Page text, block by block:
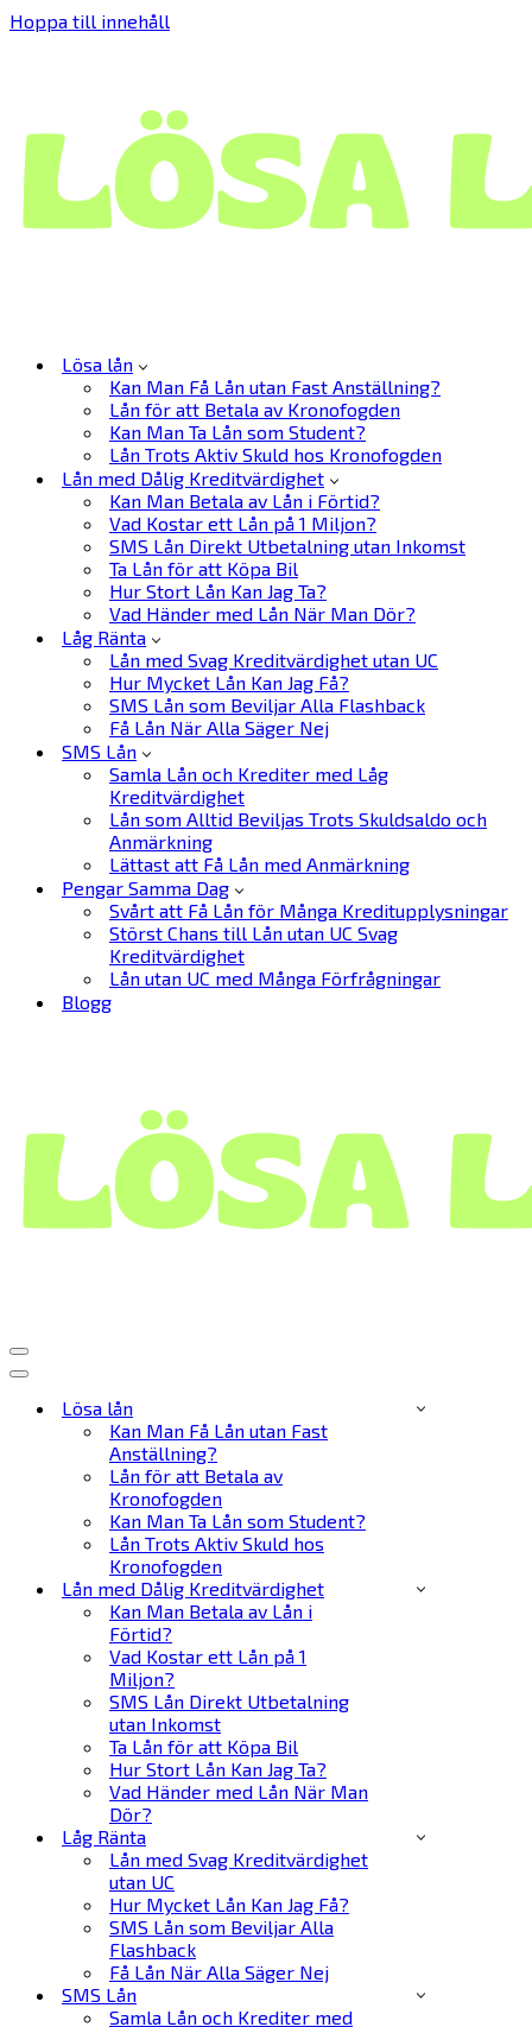
Hoppa till innehåll
Lösa lån
Kan Man Få Lån utan Fast Anställning?
Lån för att Betala av Kronofogden
Kan Man Ta Lån som Student?
Lån Trots Aktiv Skuld hos Kronofogden
Lån med Dålig Kreditvärdighet
Kan Man Betala av Lån i Förtid?
Vad Kostar ett Lån på 1 Miljon?
SMS Lån Direkt Utbetalning utan Inkomst
Ta Lån för att Köpa Bil
Hur Stort Lån Kan Jag Ta?
Vad Händer med Lån När Man Dör?
Låg Ränta
Lån med Svag Kreditvärdighet utan UC
Hur Mycket Lån Kan Jag Få?
SMS Lån som Beviljar Alla Flashback
Få Lån När Alla Säger Nej
SMS Lån
Samla Lån och Krediter med Låg
Kreditvärdighet
Lån som Alltid Beviljas Trots Skuldsaldo och
Anmärkning
Lättast att Få Lån med Anmärkning
Pengar Samma Dag
Svårt att Få Lån för Många Kreditupplysningar
Störst Chans till Lån utan UC Svag
Kreditvärdighet
Lån utan UC med Många Förfrågningar
Blogg
Navigeringsmeny
Navigeringsmeny
Lösa lån
Kan Man Få Lån utan Fast
Anställning?
Lån för att Betala av
Kronofogden
Kan Man Ta Lån som Student?
Lån Trots Aktiv Skuld hos
Kronofogden
Lån med Dålig Kreditvärdighet
Kan Man Betala av Lån i
Förtid?
Vad Kostar ett Lån på 1
Miljon?
SMS Lån Direkt Utbetalning
utan Inkomst
Ta Lån för att Köpa Bil
Hur Stort Lån Kan Jag Ta?
Vad Händer med Lån När Man
Dör?
Låg Ränta
Lån med Svag Kreditvärdighet
utan UC
Hur Mycket Lån Kan Jag Få?
SMS Lån som Beviljar Alla
Flashback
Få Lån När Alla Säger Nej
SMS Lån
Samla Lån och Krediter med